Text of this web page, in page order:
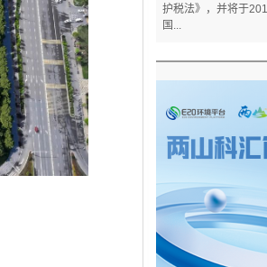
护税法》，并将于
国...